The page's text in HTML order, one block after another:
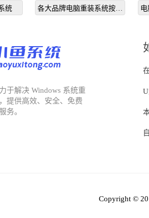
统
各大品牌电脑重装系统按哪
于解决 Windows 系统重
提供高效、安全、免费
务。
Copyright ©